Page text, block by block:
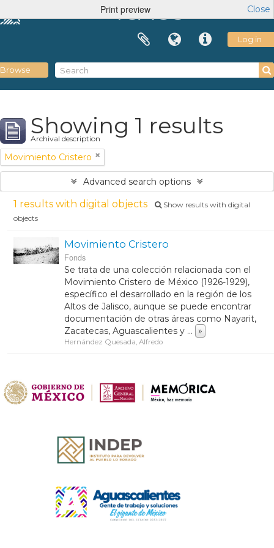
ICAGS
Log in
Browse
Print preview Close
Showing 1 results
Archival description
Movimiento Cristero
Advanced search options
1 results with digital objects
Show results with digital
objects
Movimiento Cristero
Fonds
Se trata de una colección relacionada con el
Movimiento Cristero de México (1926-1929),
específico el desarrollado en la región de los
Altos de Jalisco, aunque se puede encontrar
documentación de otras áreas como Nayarit,
Zacatecas, Aguascalientes y ... »
Hernández Quesada, Alfredo